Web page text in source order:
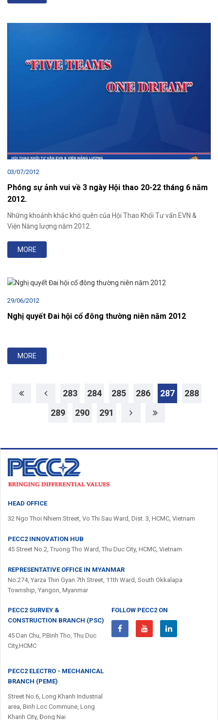
03/07/2012
Phóng sự ảnh vui về 3 ngày Hội thao 20-22 tháng 6 năm
2012.
Những khoảnh khắc khó quên của Hội Thao Khối Tư vấn EVN &
Viện Năng lượng năm 2012.
MORE
29/06/2012
Nghị quyết Đai hội cổ đông thường niên năm 2012
MORE
283 284 285 286 287
288
289
290 291
HEAD OFFICE
32 Ngo Thoi Nhiem Street, Vo Thi Sau Ward, Dist. 3, HCMC, Vietnam
PECC2 INNOVATION HUB
45 Street No.2, Truong Tho Ward, Thu Duc City, HCMC, Vietnam
REPRESENTATIVE OFFICE IN MYANMAR
No.274, Yarza Thin Gyan 7th Street, 11th Ward, South Okkalapa
Township, Yangon, Myanmar
PECC2 SURVEY &
CONSTRUCTION BRANCH (PSC)
45 Dan Chu, P.Binh Tho, Thu Duc
City,HCMC
PECC2 ELECTRO - MECHANICAL
BRANCH (PEME)
Street No.6, Long Khanh Industrial
area, Binh Loc Commune, Long
Khanh City, Đong Nai
FOLLOW PECC2 ON